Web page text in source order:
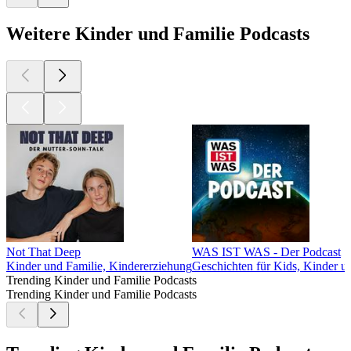
Weitere Kinder und Familie Podcasts
Not That Deep
Kinder und Familie, Kindererziehung
WAS IST WAS - Der Podcast
Geschichten für Kids, Kinder
Trending Kinder und Familie Podcasts
Trending Kinder und Familie Podcasts